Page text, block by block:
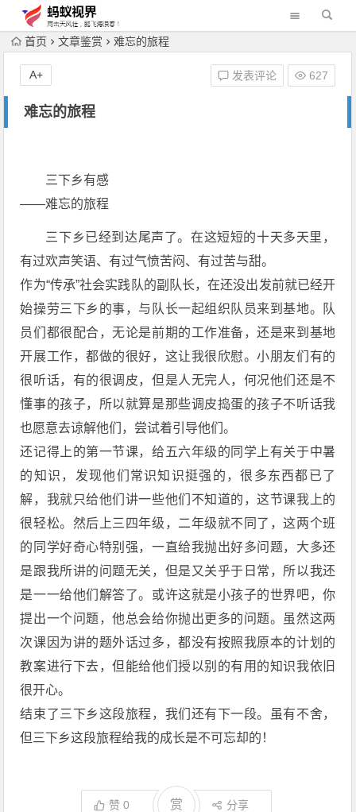
首页 文章鉴赏 难忘的旅程
难忘的旅程
发表评论 627
A+
三下乡有感
――难忘的旅程
三下乡已经到达尾声了。在这短短的十天多天里，
有过欢声笑语、有过气愤苦闷、有过苦与甜。
作为“传承”社会实践队的副队长，在还没出发前就已经开
始操劳三下乡的事，与队长一起组织队员来到基地。队
员们都很配合，无论是前期的工作准备，还是来到基地
开展工作，都做的很好，这让我很欣慰。小朋友们有的
很听话，有的很调皮，但是人无完人，何况他们还是不
懂事的孩子，所以就算是那些调皮捣蛋的孩子不听话我
也愿意去谅解他们，尝试着引导他们。
还记得上的第一节课，给五六年级的同学上有关于中暑
的知识，发现他们常识知识挺强的，很多东西都已了
解，我就只给他们讲一些他们不知道的，这节课我上的
很轻松。然后上三四年级，二年级就不同了，这两个班
的同学好奇心特别强，一直给我抛出好多问题，大多还
是跟我所讲的问题无关，但是又关乎于日常，所以我还
是一一给他们解答了。或许这就是小孩子的世界吧，你
提出一个问题，他总会给你抛出更多的问题。虽然这两
次课因为讲的题外话过多，都没有按照我原本的计划的
教案进行下去，但能给他们授以别的有用的知识我依旧
很开心。
结束了三下乡这段旅程，我们还有下一段。虽有不舍，
但三下乡这段旅程给我的成长是不可忘却的！
赞0 赏 分享